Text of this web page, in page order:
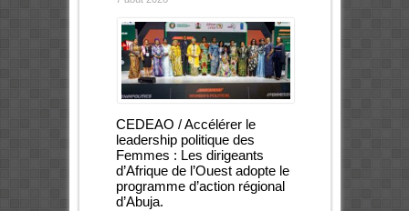
CEDEAO / Accélérer le
leadership politique des
Femmes : Les dirigeants
d’Afrique de l’Ouest adopte le
programme d’action régional
d’Abuja.